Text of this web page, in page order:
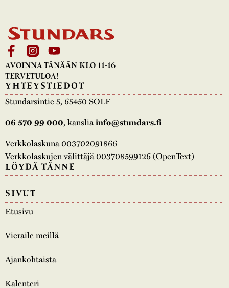
AVOINNA TÄNÄÄN KLO 11-16
TERVETULOA!
YHTEYSTIEDOT
Stundarsintie 5, 65450 SOLF
06 570 99 000, kansliainfo@stundars.fi
Verkkolaskuna 003702091866
Verkkolaskujen välittäjä 003708599126 (OpenText)
LÖYDÄ TÄNNE
SIVUT
Etusivu
Vieraile meillä
Ajankohtaista
Kalenteri